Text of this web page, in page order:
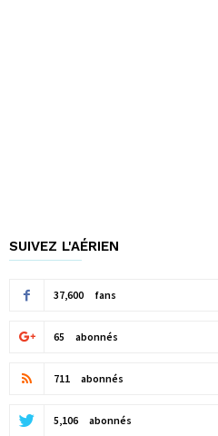
SUIVEZ L'AÉRIEN
37,600 fans
65 abonnés
711 abonnés
5,106 abonnés